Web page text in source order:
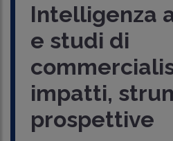
Intelligenza
e studi di
impatti,
prospettive